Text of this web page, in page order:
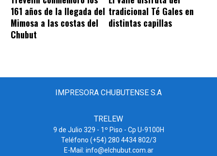
161 años de la llegada del
Mimosa a las costas del
Chubut
tradicional Té Gales en
distintas capillas
IMPRESORA CHUBUTENSE S.A
TRELEW
9 de Julio 329 - 1º Piso - Cp U-9100H
Teléfono (+54) 280 4434 802/3
E-Mail: info@elchubut.com.ar